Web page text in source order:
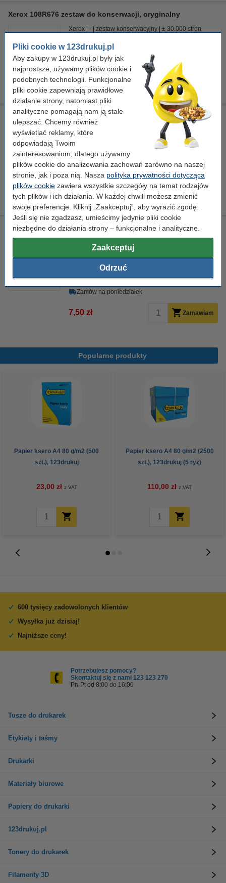
Pliki cookie w 123drukuj.pl
Aby zakupy w 123drukuj.pl były jak
najprostsze, używamy plików cookie i
podobnych technologii. Funkcjonalne
pliki cookie zapewniają prawidłowe
działanie strony, natomiast pliki
analityczne pomagają nam ją stale
ulepszać. Chcemy również
wyświetlać reklamy, które
odpowiadają Twoim
zainteresowaniom, dlatego używamy
plików cookie do analizowania zachowań zarówno na naszej
stronie, jak i poza nią. Nasza polityka prywatności dotycząca
plików cookie zawiera wszystkie szczegóły na temat rodzajów
tych plików i ich działania. W każdej chwili możesz zmienić
swoje preferencje. Kliknij „Zaakceptuj”, aby wyrazić zgodę.
Jeśli się nie zgadzasz, umieścimy jedynie pliki cookie
niezbędne do działania strony – funkcjonalne i analityczne.
Zaakceptuj
Odrzuć
Xerox 108R676 zestaw do konserwacji, oryginalny
Xerox - zestaw konserwacyjny ± 30.000 stron
Kliknij i sprawdź całą specyfikacje
Dostawa: 2-3 dni robocze
579,00 zł Zamawiam
Xerox 109R00754 pojemnik na zużyty toner / waste toner
collector, oryginalny
pojemnik na zużyty toner
Kliknij i sprawdź całą specyfikacje
Dostawa: 2-3 dni robocze
209,00 zł Zamawiam
Ściereczka do czyszczenia drukarki laserowej
999058
Kliknij i sprawdź całą specyfikacje
Zamów na poniedziałek
7,50 zł Zamawiam
Popularne produkty
Papier ksero A4 80 g/m2 (500
szt.), 123drukuj
23,00 zł z VAT
Papier ksero A4 80 g/m2 (2500
szt.), 123drukuj (5 ryz)
110,00 zł z VAT
600 tysięcy zadowolonych klientów
Wysyłka już dzisiaj!
Najniższe ceny!
Potrzebujesz pomocy?
Skontaktuj się z nami 123 123 270
Pn-Pt od 8:00 do 16:00
Tusze do drukarek
Etykiety i taśmy
Drukarki
Materiały biurowe
Papiery do drukarki
123drukuj.pl
Tonery do drukarek
Filamenty 3D